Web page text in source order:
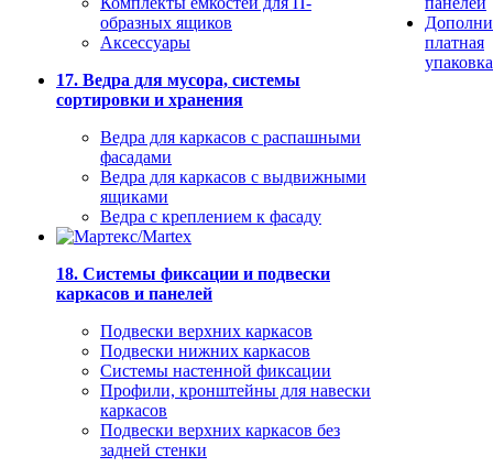
образных ящиков
Аксессуары
17. Ведра для мусора, системы
сортировки и хранения
Ведра для каркасов с распашными
фасадами
Ведра для каркасов с выдвижными
ящиками
Ведра с креплением к фасаду
18. Системы фиксации и подвески
каркасов и панелей
Подвески верхних каркасов
Подвески нижних каркасов
Системы настенной фиксации
Профили, кронштейны для навески
каркасов
Подвески верхних каркасов без
задней стенки
платная
упаковка